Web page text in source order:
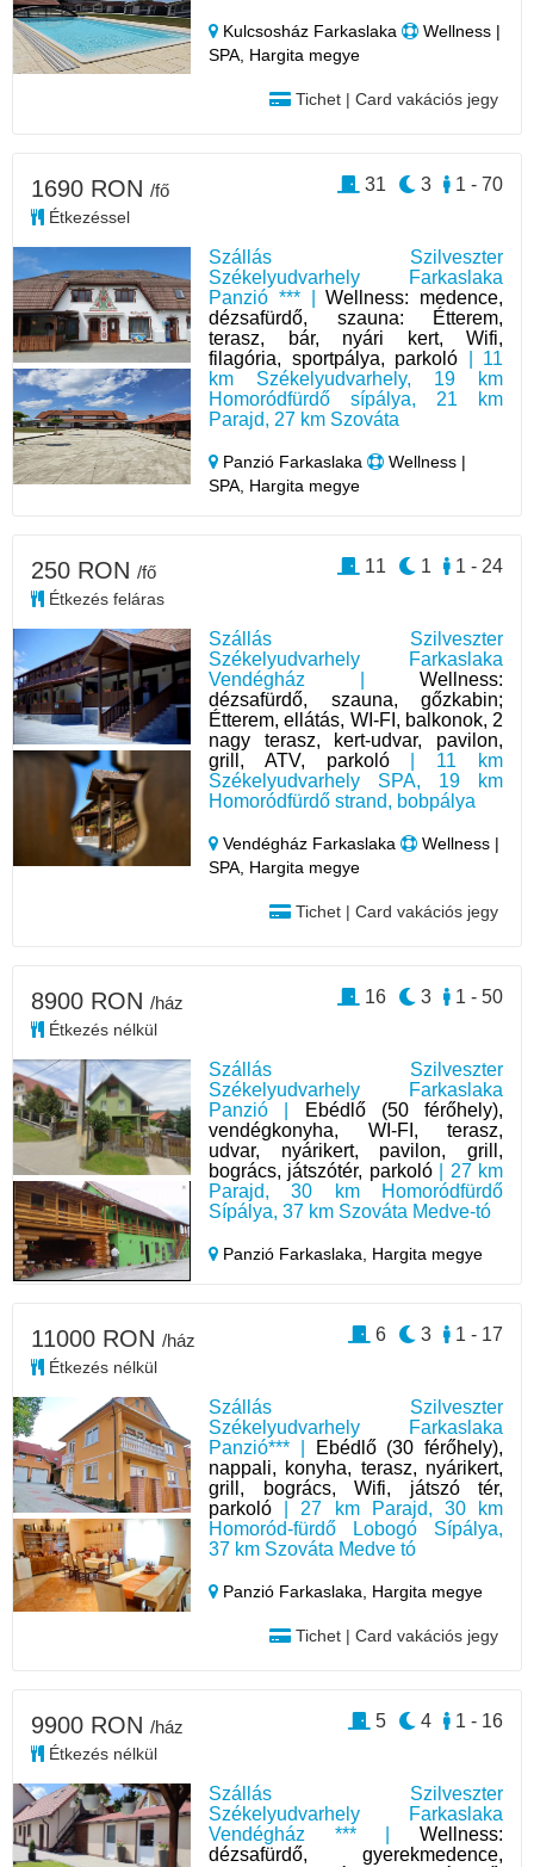
Kulcsosház Farkaslaka
Wellness |
SPA, Hargita megye
Tichet | Card vakációs jegy
Szállás Szilveszter
Székelyudvarhely Farkaslaka
Panzió *** |Wellness: medence,
dézsafürdő, szauna: Étterem,
terasz, bár, nyári kert, Wifi,
filagória, sportpálya, parkoló | 11
km Székelyudvarhely, 19 km
Homoródfürdő sípálya, 21 km
Parajd, 27 km Szováta
Panzió Farkaslaka
Wellness |
SPA, Hargita megye
1690 RON /fő
Étkezéssel
1 - 70
3
31
Szállás Szilveszter
Székelyudvarhely Farkaslaka
Vendégház | Wellness:
dézsafürdő, szauna, gőzkabin;
Étterem, ellátás, WI-FI, balkonok, 2
nagy terasz, kert-udvar, pavilon,
grill, ATV, parkoló| 11 km
Székelyudvarhely SPA, 19 km
Homoródfürdő strand, bobpálya
Vendégház Farkaslaka
Wellness |
SPA, Hargita megye
Tichet | Card vakációs jegy
250 RON /fő
Étkezés feláras
1 - 24
1
11
Szállás Szilveszter
Székelyudvarhely Farkaslaka
Panzió |
Ebédlő (50 férőhely),
vendégkonyha, WI-FI, terasz,
udvar, nyárikert, pavilon, grill,
bogrács, játszótér, parkoló| 27 km
Parajd, 30 km Homoródfürdő
Sípálya, 37 km Szováta Medve-tó
Panzió Farkaslaka, Hargita megye
8900 RON /ház
Étkezés nélkül
1 - 50
3
16
Szállás Szilveszter
Székelyudvarhely Farkaslaka
Panzió*** |
Ebédlő (30 férőhely),
nappali, konyha, terasz, nyárikert,
grill, bogrács, Wifi, játszó tér,
parkoló | 27 km Parajd, 30 km
Homoród-fürdő Lobogó Sípálya,
37 km Szováta Medve tó
Panzió Farkaslaka, Hargita megye
Tichet | Card vakációs jegy
11000 RON /ház
Étkezés nélkül
1 - 17
3
6
Szállás Szilveszter
Székelyudvarhely Farkaslaka
Vendégház *** | Wellness:
dézsafürdő, gyerekmedence,
9900 RON /ház
Étkezés nélkül
1 - 16
4
5